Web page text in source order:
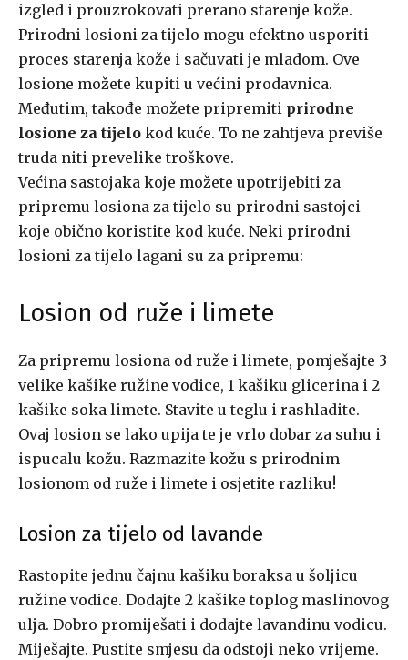
izgled i prouzrokovati prerano starenje kože.
Prirodni losioni za tijelo mogu efektno usporiti
proces starenja kože i sačuvati je mladom. Ove
losione možete kupiti u većini prodavnica.
Međutim, takođe možete pripremiti prirodne
losione za tijelo kod kuće. To ne zahtjeva previše
truda niti prevelike troškove.
Većina sastojaka koje možete upotrijebiti za
pripremu losiona za tijelo su prirodni sastojci
koje obično koristite kod kuće. Neki prirodni
losioni za tijelo lagani su za pripremu:
Losion od ruže i limete
Za pripremu losiona od ruže i limete, pomješajte 3
velike kašike ružine vodice, 1 kašiku glicerina i 2
kašike soka limete. Stavite u teglu i rashladite.
Ovaj losion se lako upija te je vrlo dobar za suhu i
ispucalu kožu. Razmazite kožu s prirodnim
losionom od ruže i limete i osjetite razliku!
Losion za tijelo od lavande
Rastopite jednu čajnu kašiku boraksa u šoljicu
ružine vodice. Dodajte 2 kašike toplog maslinovog
ulja. Dobro promiješati i dodajte lavandinu vodicu.
Miješajte. Pustite smjesu da odstoji neko vrijeme.